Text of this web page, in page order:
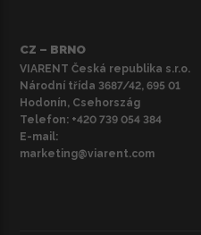
CZ – BRNO
VIARENT Česká republika s.r.o.
Národní třída 3687/42, 695 01
Hodonín, Csehország
Telefon: +420 739 054 384
E-mail:
marketing@viarent.com